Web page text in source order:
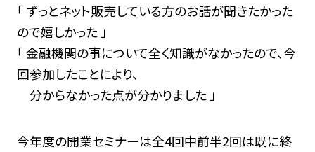
「 ずっとネット販売している方のお話が聞きたかった
ので嬉しかった 」
「 金融機関の事について全く知識がなかったので、今
回参加したことにより、
分からなかった点が分かりました 」
今年度の開業セミナーは全4回中前半2回は既に終